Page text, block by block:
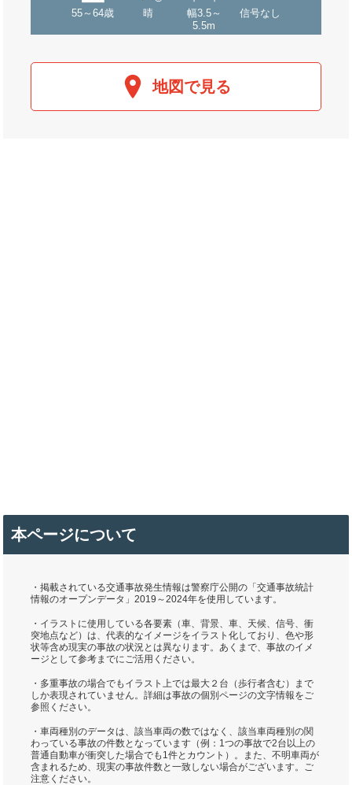
55～64歳 晴
幅3.5～
5.5m
信号なし
地図で見る
本ページについて
・掲載されている交通事故発生情報は警察庁公開の「交通事故統計
情報のオープンデータ」2019～2024年を使用しています。
・イラストに使用している各要素（車、背景、車、天候、信号、衝
突地点など）は、代表的なイメージをイラスト化しており、色や形
状等含め現実の事故の状況とは異なります。あくまで、事故のイメ
ージとして参考までにご活用ください。
・多重事故の場合でもイラスト上では最大２台（歩行者含む）まで
しか表現されていません。詳細は事故の個別ページの文字情報をご
参照ください。
・車両種別のデータは、該当車両の数ではなく、該当車両種別の関
わっている事故の件数となっています（例：1つの事故で2台以上の
普通自動車が衝突した場合でも1件とカウント）。また、不明車両が
含まれるため、現実の事故件数と一致しない場合がございます。ご
注意ください。